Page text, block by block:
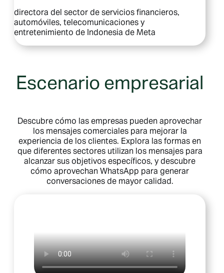
directora del sector de servicios financieros,
automóviles, telecomunicaciones y
entretenimiento de Indonesia de Meta
Escenario empresarial
Descubre cómo las empresas pueden aprovechar
los mensajes comerciales para mejorar la
experiencia de los clientes. Explora las formas en
que diferentes sectores utilizan los mensajes para
alcanzar sus objetivos específicos, y descubre
cómo aprovechan WhatsApp para generar
conversaciones de mayor calidad.